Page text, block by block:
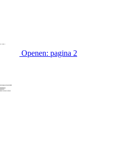
Openen: pagina 2